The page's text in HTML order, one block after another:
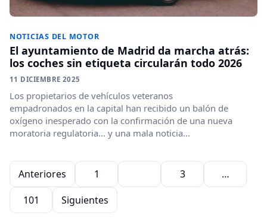
NOTICIAS DEL MOTOR
El ayuntamiento de Madrid da marcha atrás:
los coches sin etiqueta circularán todo 2026
11 DICIEMBRE 2025
Los propietarios de vehículos veteranos
empadronados en la capital han recibido un balón de
oxígeno inesperado con la confirmación de una nueva
moratoria regulatoria... y una mala noticia...
Paginación de entradas
Anteriores 1 3
…
101
Siguientes